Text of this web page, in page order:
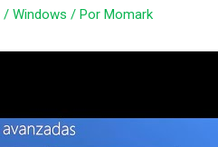
/Windows / PorMomark